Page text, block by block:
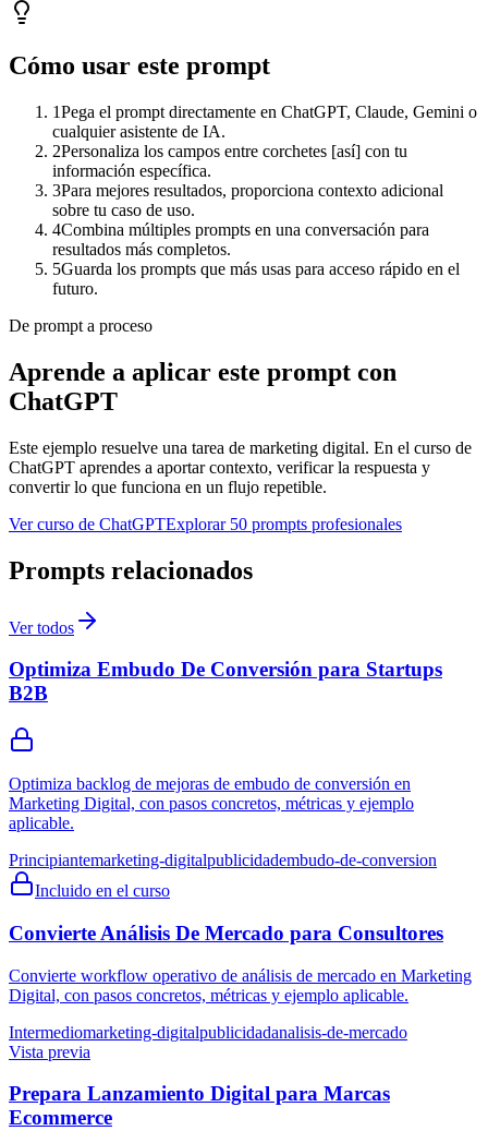
Cómo usar este prompt
1Pega el prompt directamente en ChatGPT, Claude, Gemini o
cualquier asistente de IA.
2Personaliza los campos entre corchetes [así] con tu
información específica.
3Para mejores resultados, proporciona contexto adicional
sobre tu caso de uso.
4Combina múltiples prompts en una conversación para
resultados más completos.
5Guarda los prompts que más usas para acceso rápido en el
futuro.
De prompt a proceso
Aprende a aplicar este prompt con
ChatGPT
Este ejemplo resuelve una tarea de marketing digital. En el curso de
ChatGPT aprendes a aportar contexto, verificar la respuesta y
convertir lo que funciona en un flujo repetible.
Ver curso de ChatGPTExplorar 50 prompts profesionales
Prompts relacionados
Ver todos
Optimiza Embudo De Conversión para Startups
B2B
Optimiza backlog de mejoras de embudo de conversión en
Marketing Digital, con pasos concretos, métricas y ejemplo
aplicable.
Principiantemarketing-digitalpublicidadembudo-de-conversion
Incluido en el curso
Convierte Análisis De Mercado para Consultores
Convierte workflow operativo de análisis de mercado en Marketing
Digital, con pasos concretos, métricas y ejemplo aplicable.
Intermediomarketing-digitalpublicidadanalisis-de-mercado
Vista previa
Prepara Lanzamiento Digital para Marcas
Ecommerce